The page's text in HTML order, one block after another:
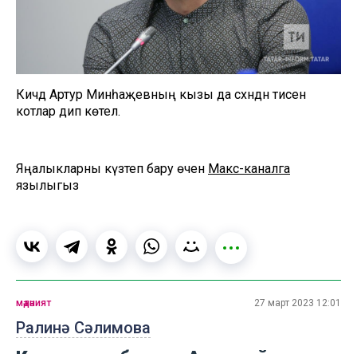
Кичәдә Артур Минһаҗевның кызы да сәхнәдән әтисен
котлар дип көтелә.
Яңалыкларны күзәтеп бару өчен Макс-каналга
язылыгыз
Ралинә Сәлимова
мәдәният 27 март 2023 12:01